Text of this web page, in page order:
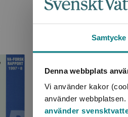
Samtycke
Denna webbplats
Vi använder kakor
använder
använder